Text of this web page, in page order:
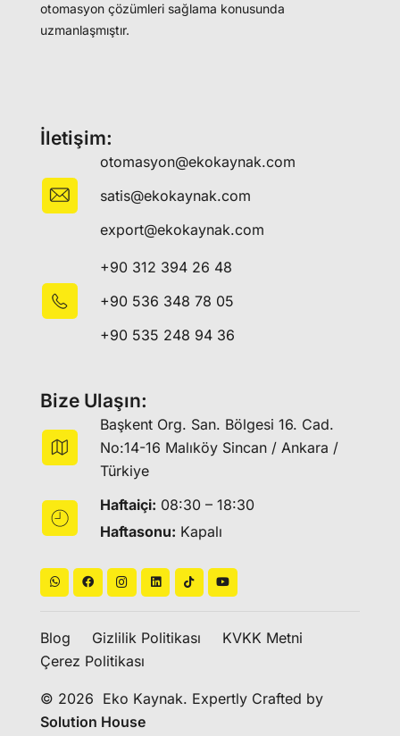
otomasyon çözümleri sağlama konusunda
uzmanlaşmıştır.
İletişim:
otomasyon@ekokaynak.com
satis@ekokaynak.com
export@ekokaynak.com
+90 312 394 26 48
+90 536 348 78 05
+90 535 248 94 36
Bize Ulaşın:
Başkent Org. San. Bölgesi 16. Cad.
No:14-16 Malıköy Sincan / Ankara /
Türkiye
Haftaiçi: 08:30 – 18:30
Haftasonu: Kapalı
© 2026 Eko Kaynak. Expertly Crafted by
Solution House
Blog Gizlilik Politikası
KVKK Metni
Çerez Politikası